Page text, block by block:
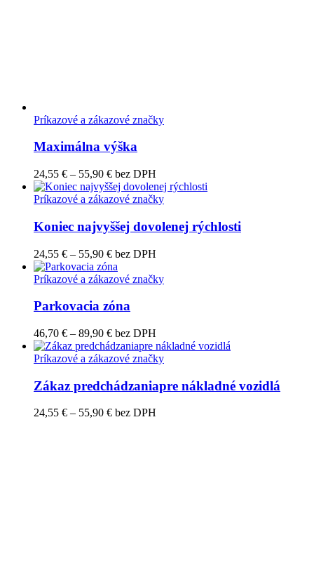
Príkazové a zákazové značky
Maximálna výška
24,55 € – 55,90 €Price
range:
24,55 €
55,90 €
bez DPH
Príkazové a zákazové značky
Koniec najvyššej dovolenej rýchlosti
24,55 € – 55,90 €Price
range:
24,55 €
55,90 €
bez DPH
Príkazové a zákazové značky
Parkovacia zóna
46,70 € – 89,90 €Price
range:
46,70 €
89,90 €
bez DPH
Príkazové a zákazové značky
Zákaz predchádzaniapre nákladné vozidlá
24,55 € – 55,90 €Price
bez DPH